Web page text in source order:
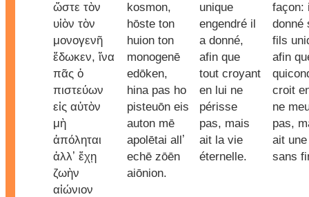
ὥστε τὸν
υἱὸν τὸν
μονογενῆ
ἔδωκεν, ἵνα
πᾶς ὁ
πιστεύων
εἰς αὐτὸν
μὴ
ἀπόληται
ἀλλʼ ἔχῃ
ζωὴν
αἰώνιον
kosmon,
hōste ton
huion ton
monogenē
edōken,
hina pas ho
pisteuōn eis
auton mē
apolētai allʼ
echē zōēn
aiōnion.
unique
engendré il
a donné,
afin que
tout croyant
en lui ne
périsse
pas, mais
ait la vie
éternelle.
façon:
donné
fils
afin
croit
ne
pas,
ait
sans